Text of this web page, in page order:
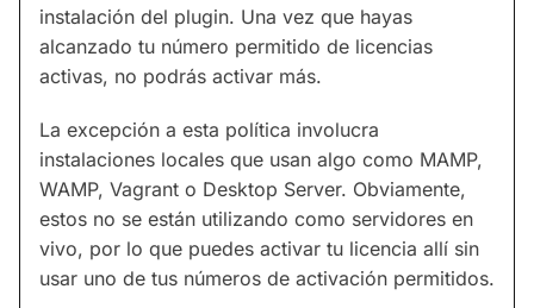
instalación del plugin. Una vez que hayas
alcanzado tu número permitido de licencias
activas, no podrás activar más.
La excepción a esta política involucra
instalaciones locales que usan algo como MAMP,
WAMP, Vagrant o Desktop Server. Obviamente,
estos no se están utilizando como servidores en
vivo, por lo que puedes activar tu licencia allí sin
usar uno de tus números de activación permitidos.